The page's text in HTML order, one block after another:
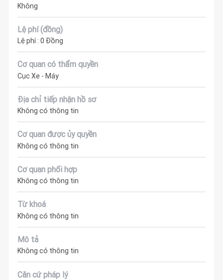
Không
Lệ phí (đồng)
Lệ phí : 0 Đồng
Cơ quan có thẩm quyền
Cục Xe - Máy
Địa chỉ tiếp nhận hồ sơ
Không có thông tin
Cơ quan được ủy quyền
Không có thông tin
Cơ quan phối hợp
Không có thông tin
Từ khoá
Không có thông tin
Mô tả
Không có thông tin
Căn cứ pháp lý